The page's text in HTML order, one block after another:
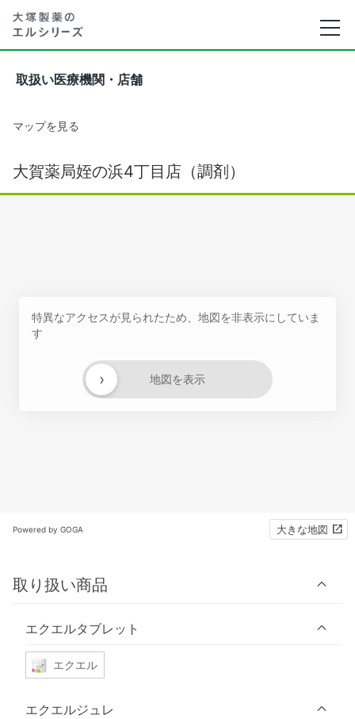
取扱い医療機関・店舗
マップを見る
大賀薬局姪の浜4丁目店（調剤）
特異なアクセスが見られたため、地図を非表示にしていま
す
地図を表示
›
Powered by GOGA 大きな地図
取り扱い商品
エクエルタブレット
エクエル
エクエルジュレ